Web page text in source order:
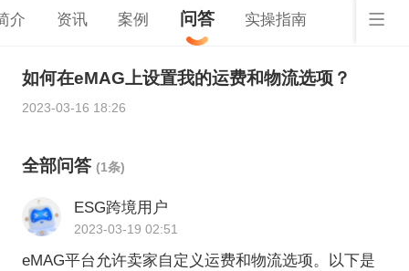
介 资讯 案例 问答 实操指南
如何在eMAG上设置我的运费和物流选项？
2023-03-16 18:26
全部问答 (1条)
ESG跨境用户
2023-03-19 02:51
eMAG平台允许卖家自定义运费和物流选项。以下是